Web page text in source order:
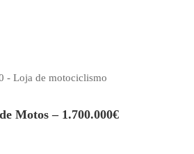
Motos – 1.700.000€